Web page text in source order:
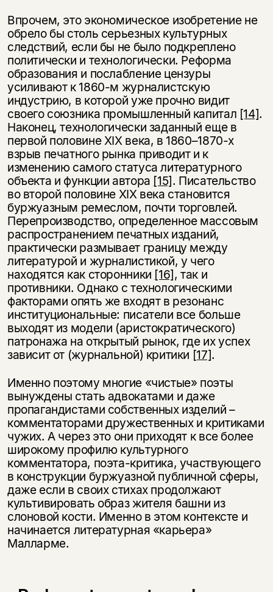
Впрочем, это экономическое изобретение не
обрело бы столь серьезных культурных
следствий, если бы не было подкреплено
политически и технологически. Реформа
образования и послабление цензуры
усиливают к 1860-м журналистскую
индустрию, в которой уже прочно видит
своего союзника промышленный капитал [14].
Наконец, технологичес­ки заданный еще в
первой половине XIX века, в 1860–1870-х
взрыв печатного рынка приводит и к
изменению самого статуса литературного
объекта и функции автора [15]. Писательство
во второй половине XIX века становится
буржуазным ремеслом, почти торговлей.
Перепроизводство, определенное массовым
распространением печатных изданий,
практически размывает границу между
литературой и журналистикой, у чего
находятся как сторонники [16], так и
противники. Однако с технологическими
факторами опять же входят в резонанс
институциональные: писатели все больше
выходят из модели (аристократического)
патронажа на открытый рынок, где их успех
зависит от (журнальной) критики [17].
Именно поэтому многие «чистые» поэты
вынуждены стать адвокатами и даже
пропагандистами собственных изделий –
комментаторами дружественных и критиками
чужих. А через это они приходят к все более
широкому профилю культурного
комментатора, поэта-критика, участвующего
в конструкции буржуазной публичной сферы,
даже если в своих стихах продолжают
культивировать образ жителя башни из
слоновой кости. Именно в этом контексте и
начинается литературная «карьера»
Малларме.
Подписка на рассылку
Раз в неделю мы отправляем рассылку
о книгах и событиях «НЛО».
За подписку дарим промокод на
скидку 15%
Я соглашаюсь с Политикой конфиденциальности
подписаться
Этой книги временно
нет в продаже.
Вы можете подписаться на
уведомления, и при поступлении книги
на склад получить письмо на указанный
электронный адрес.
Я соглашаюсь с Политикой конфиденциальности
подписаться
Эта книга
не предназначена для
несовершеннолетних
Скажите, пожалуйста,
вам уже исполнилось 18 лет?
да
нет, вернуться назад